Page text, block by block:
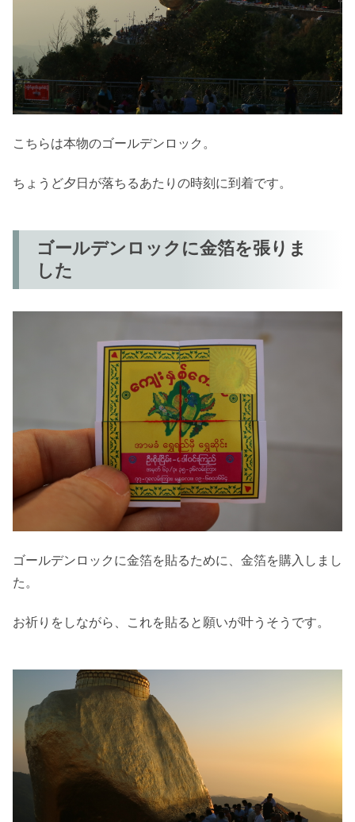
こちらは本物のゴールデンロック。
ちょうど夕日が落ちるあたりの時刻に到着です。
ゴールデンロックに金箔を張りま
した
ゴールデンロックに金箔を貼るために、金箔を購入しまし
た。
お祈りをしながら、これを貼ると願いが叶うそうです。